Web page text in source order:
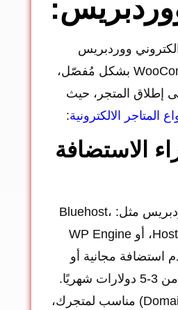
ووردبريس
باستخدام إضافة WooCommerce بشكل مُفصّل،
إطلاق المتجر، حيث
المتاجر الالكترونية:
1: شراء الاستضافة
اختيار استضافة ووردبريس مثل: Bluehost،
Hostinger، SiteGround، أو WP Engine
استضافة مجانية أو
شراء اسم نطاق (Domain) مناسب لمتجرك،